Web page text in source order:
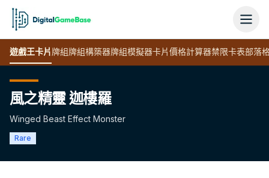
遊戲王卡片牌組牌組構築器牌組模擬器卡片價格計算器禁限卡表部落
風之精靈 迦樓羅
Winged Beast Effect Monster
Rare